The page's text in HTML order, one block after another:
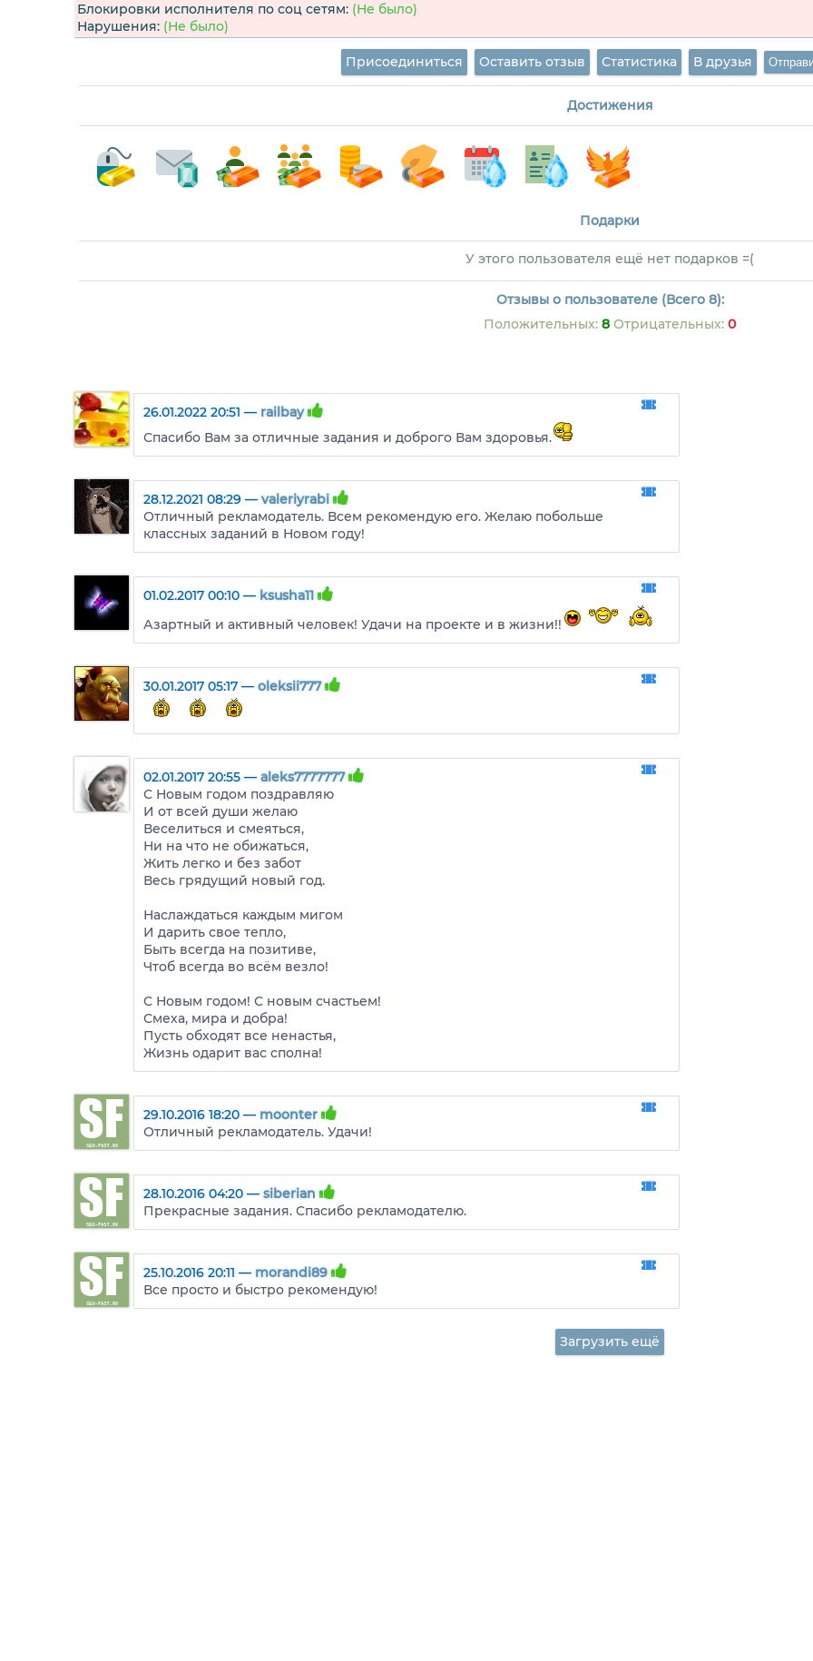
Блокировки исполнителя по соц сетям: (Не было)
Нарушения: (Не было)
Присоединиться Оставить отзыв Статистика В друзья
Достижения
Подарки
У этого пользователя ещё нет подарков =(
Отзывы о пользователе (Всего 8):
Положительных: 8 Отрицательных: 0
26.01.2022 20:51 — railbay
Спасибо Вам за отличные задания и доброго Вам здоровья.
28.12.2021 08:29 — valeriyrabi
Отличный рекламодатель. Всем рекомендую его. Желаю побольше
классных заданий в Новом году!
01.02.2017 00:10 — ksusha11
Азартный и активный человек! Удачи на проекте и в жизни!!
30.01.2017 05:17 — oleksii777
02.01.2017 20:55 — aleks7777777
С Новым годом поздравляю
И от всей души желаю
Веселиться и смеяться,
Ни на что не обижаться,
Жить легко и без забот
Весь грядущий новый год.
Наслаждаться каждым мигом
И дарить свое тепло,
Быть всегда на позитиве,
Чтоб всегда во всём везло!
С Новым годом! С новым счастьем!
Смеха, мира и добра!
Пусть обходят все ненастья,
Жизнь одарит вас сполна!
29.10.2016 18:20 — moonter
Отличный рекламодатель. Удачи!
28.10.2016 04:20 — siberian
Прекрасные задания. Спасибо рекламодателю.
25.10.2016 20:11 — morandi89
Все просто и быстро рекомендую!
Загрузить ещё